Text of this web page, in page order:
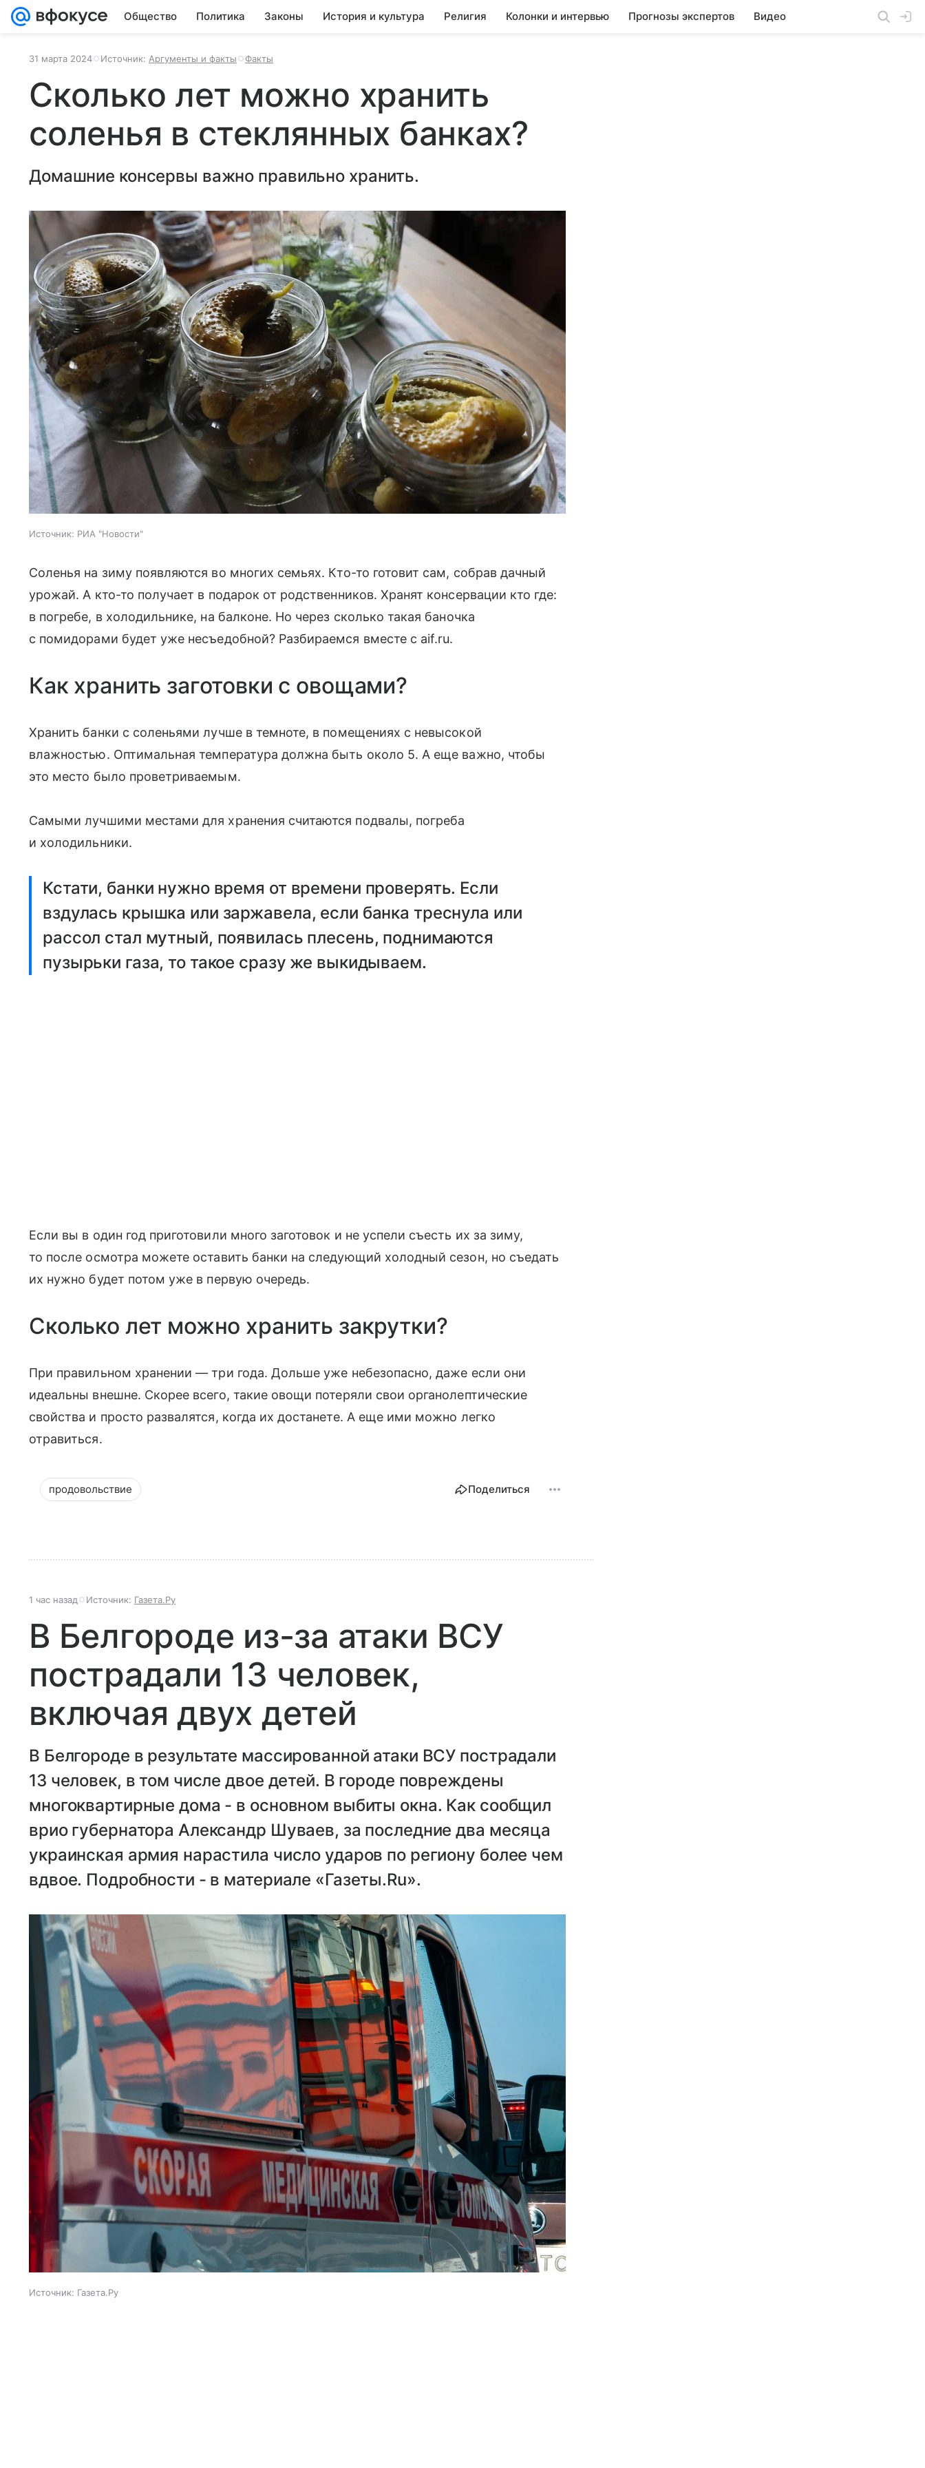
Общество Политика Законы История и культура Религия Колонки и интервью Прогнозы экспертов Видео
31 марта 2024 Источник: Аргументы и факты Факты
Сколько лет можно хранить
соленья в стеклянных банках?
Домашние консервы важно правильно хранить.
Источник: РИА "Новости"
Соленья на зиму появляются во многих семьях. Кто-то готовит сам, собрав дачный
урожай. А кто-то получает в подарок от родственников. Хранят консервации кто где:
в погребе, в холодильнике, на балконе. Но через сколько такая баночка
с помидорами будет уже несъедобной? Разбираемся вместе с aif.ru.
Как хранить заготовки с овощами?
Хранить банки с соленьями лучше в темноте, в помещениях с невысокой
влажностью. Оптимальная температура должна быть около 5. А еще важно, чтобы
это место было проветриваемым.
Самыми лучшими местами для хранения считаются подвалы, погреба
и холодильники.
Кстати, банки нужно время от времени проверять. Если
вздулась крышка или заржавела, если банка треснула или
рассол стал мутный, появилась плесень, поднимаются
пузырьки газа, то такое сразу же выкидываем.
Если вы в один год приготовили много заготовок и не успели съесть их за зиму,
то после осмотра можете оставить банки на следующий холодный сезон, но съедать
их нужно будет потом уже в первую очередь.
Сколько лет можно хранить закрутки?
При правильном хранении — три года. Дольше уже небезопасно, даже если они
идеальны внешне. Скорее всего, такие овощи потеряли свои органолептические
свойства и просто развалятся, когда их достанете. А еще ими можно легко
отравиться.
продовольствие Поделиться
1 час назад Источник: Газета.Ру
В Белгороде из-за атаки ВСУ
пострадали 13 человек,
включая двух детей
В Белгороде в результате массированной атаки ВСУ пострадали
13 человек, в том числе двое детей. В городе повреждены
многоквартирные дома - в основном выбиты окна. Как сообщил
врио губернатора Александр Шуваев, за последние два месяца
украинская армия нарастила число ударов по региону более чем
вдвое. Подробности - в материале «Газеты.Ru».
Источник: Газета.Ру